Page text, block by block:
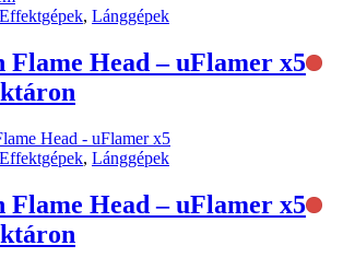
Effektgépek, Lánggépek
Flame Head – uFlamer x5
Effektgépek, Lánggépek
Flame Head – uFlamer x5